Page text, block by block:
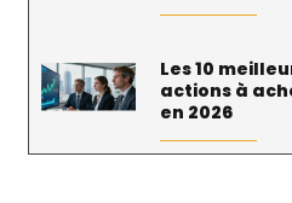
Les 10
actions à
en 2026